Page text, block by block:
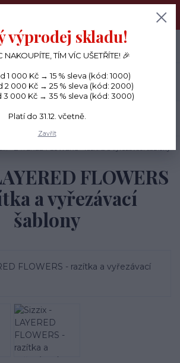
DÁRKY odesílám každý den, KREATIVNÍ
Menu
CZK
FLOWERS
a vyřezávací
šablony
výprodej skladu!
NAKOUPÍTE, TÍM VÍC UŠETŘÍTE! 🎉
1 000 Kč → 15 % sleva (kód: 1000)
2 000 Kč → 25 % sleva (kód: 2000)
3 000 Kč → 35 % sleva (kód: 3000)
Platí do 31.12. včetně.
Zavřít